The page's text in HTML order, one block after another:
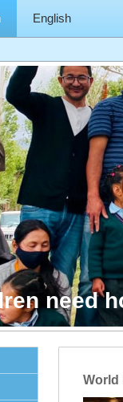
English
need
World